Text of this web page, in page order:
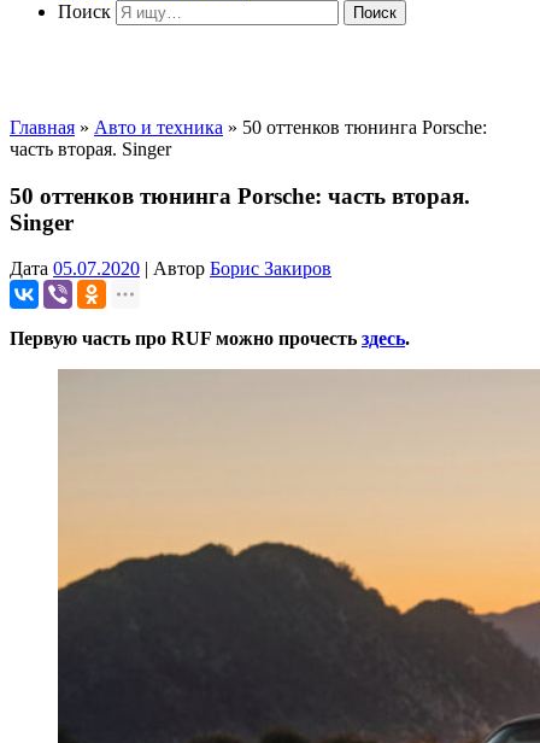
Поиск
Главная » Авто и техника » 50 оттенков тюнинга Porsche:
часть вторая. Singer
50 оттенков тюнинга Porsche: часть вторая.
Singer
Дата 05.07.2020 | Автор Борис Закиров
Первую часть про RUF можно прочесть здесь.